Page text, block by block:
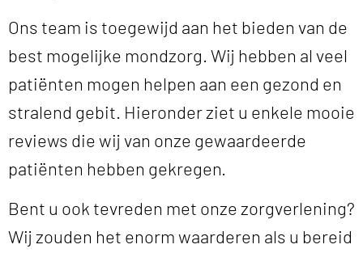
Ons team is toegewijd aan het bieden van de
best mogelijke mondzorg. Wij hebben al veel
patiënten mogen helpen aan een gezond en
stralend gebit. Hieronder ziet u enkele mooie
reviews die wij van onze gewaardeerde
patiënten hebben gekregen.
Bent u ook tevreden met onze zorgverlening?
Wij zouden het enorm waarderen als u bereid